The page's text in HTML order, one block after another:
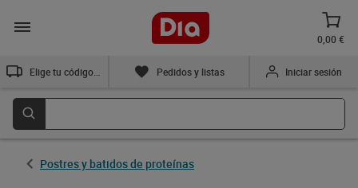
0,00 €
Pedidos y listas Iniciar sesión
Postres y batidos de proteínas